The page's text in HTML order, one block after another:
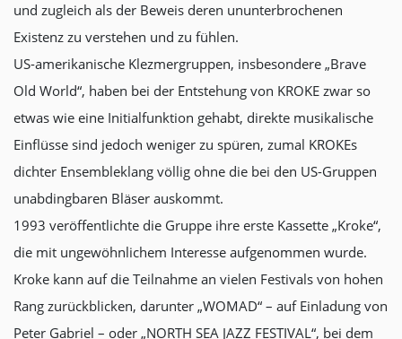
und zugleich als der Beweis deren ununterbrochenen
Existenz zu verstehen und zu fühlen.
US-amerikanische Klezmergruppen, insbesondere „Brave
Old World“, haben bei der Entstehung von KROKE zwar so
etwas wie eine Initialfunktion gehabt, direkte musikalische
Einflüsse sind jedoch weniger zu spüren, zumal KROKEs
dichter Ensembleklang völlig ohne die bei den US-Gruppen
unabdingbaren Bläser auskommt.
1993 veröffentlichte die Gruppe ihre erste Kassette „Kroke“,
die mit ungewöhnlichem Interesse aufgenommen wurde.
Kroke kann auf die Teilnahme an vielen Festivals von hohen
Rang zurückblicken, darunter „WOMAD“ – auf Einladung von
Peter Gabriel – oder „NORTH SEA JAZZ FESTIVAL“, bei dem